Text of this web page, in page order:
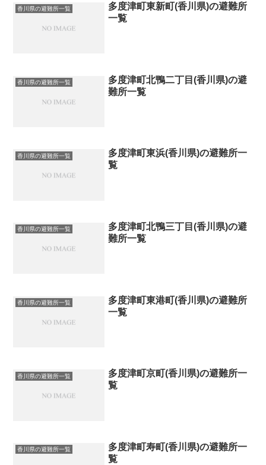
香川県の避難所一覧
多度津町東新町(香川県)の避難所
一覧
香川県の避難所一覧
多度津町北鴨二丁目(香川県)の避
難所一覧
香川県の避難所一覧
多度津町東浜(香川県)の避難所一
覧
香川県の避難所一覧
多度津町北鴨三丁目(香川県)の避
難所一覧
香川県の避難所一覧
多度津町東港町(香川県)の避難所
一覧
香川県の避難所一覧
多度津町京町(香川県)の避難所一
覧
香川県の避難所一覧
多度津町寿町(香川県)の避難所一
覧